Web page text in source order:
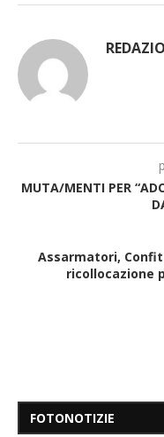
MUTA/MENTI PER
Assarmatori,
ricollocazione
FOTONOTIZIE